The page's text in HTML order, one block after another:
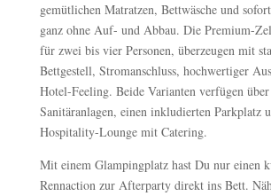
gemütlichen Matratzen, Bettwäsche und
ganz ohne Auf- und Abbau. Die Premium-
für zwei bis vier Personen, überzeugen mit
Bettgestell, Stromanschluss, hochwertiger
Hotel-Feeling. Beide Varianten verfügen über
Sanitäranlagen, einen inkludierten Parkplatz
Hospitality-Lounge mit Catering.
Mit einem Glampingplatz hast Du nur einen
Rennaction zur Afterparty direkt ins Bett.